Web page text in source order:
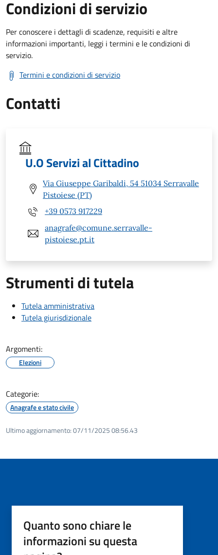
Condizioni di servizio
Per conoscere i dettagli di scadenze, requisiti e altre
informazioni importanti, leggi i termini e le condizioni di
servizio.
Termini e condizioni di servizio
Contatti
U.O Servizi al Cittadino
Via Giuseppe Garibaldi, 54 51034 Serravalle
Pistoiese (PT)
+39 0573 917229
anagrafe@comune.serravalle-
pistoiese.pt.it
Strumenti di tutela
Tutela amministrativa
Tutela giurisdizionale
Argomenti:
Elezioni
Categorie:
Anagrafe e stato civile
Ultimo aggiornamento:07/11/2025 08:56.43
Quanto sono chiare le
informazioni su questa